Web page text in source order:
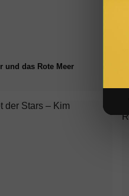
und das Rote Meer